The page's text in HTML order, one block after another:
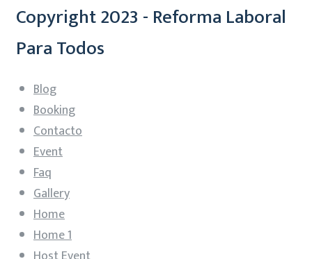
Copyright 2023 - Reforma Laboral
Para Todos
Blog
Booking
Contacto
Event
Faq
Gallery
Home
Home 1